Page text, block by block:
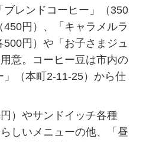
レンドコーヒー」（350
円）、「キャラメルラ
円）や「お子さまジュ
意。コーヒー豆は市内の
（本町2-11-25）から仕
）やサンドイッチ各種
しいメニューの他、「昼